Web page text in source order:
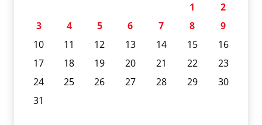
1
2
3
4 5 6 7 8
9
10
11 12 13 14 15
16
17
18 19 20 21 22
23
24
25 26 27 28 29
30
31